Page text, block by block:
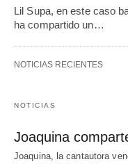
Lil Supa, en este caso
ha compartido un…
NOTICIAS RECIENTES
NOTICIAS
Joaquina
Joaquina, la cantautora